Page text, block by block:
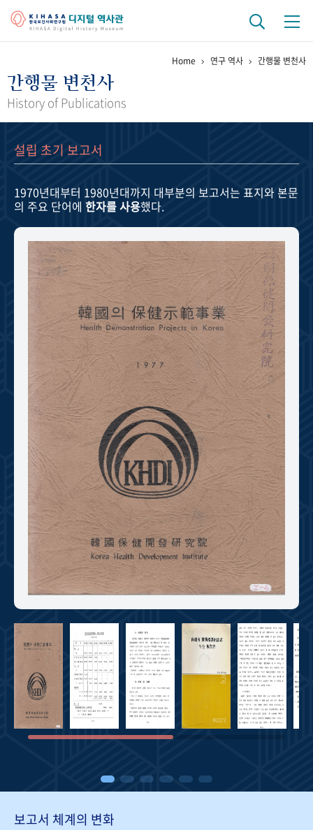
걸어온 길 기관 변천사
정책과 연구 키워드로 보는 연구 역사
연구자들
기록물 아카이브
사진 아카이브 문서 기록물 행정박물 영상 기록물
주년 기념
성과 50선 숫자로 보는 50년 50+1주년 광장
세계와 함께 한 KIHASA
VR 역사관
Home 연구 역사 간행물 변천사
간행물 변천사
History of Publications
설립 초기 보고서
1970년대부터 1980년대까지 대부분의 보고서는 표지와 본문
의 주요 단어에 한자를 사용했다.
보고서 체계의 변화